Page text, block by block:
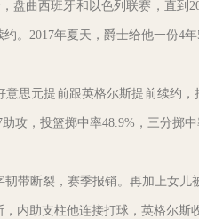
盘曲西班牙和以色列联赛，直到
。2017年夏天，爵士给他一份4
意思元提前跟英格尔斯提前续约
攻，投篮掷中率48.9%，三分掷
韧带断裂，赛季报销。再加上女
内助支柱他连接打球，英格尔斯